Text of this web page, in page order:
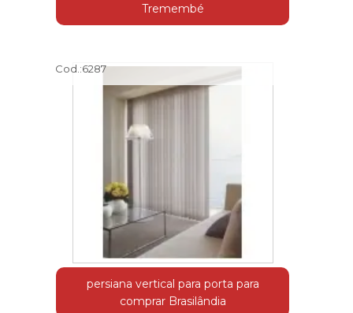
Tremembé
Cod.:6287
persiana vertical para porta para
comprar Brasilândia